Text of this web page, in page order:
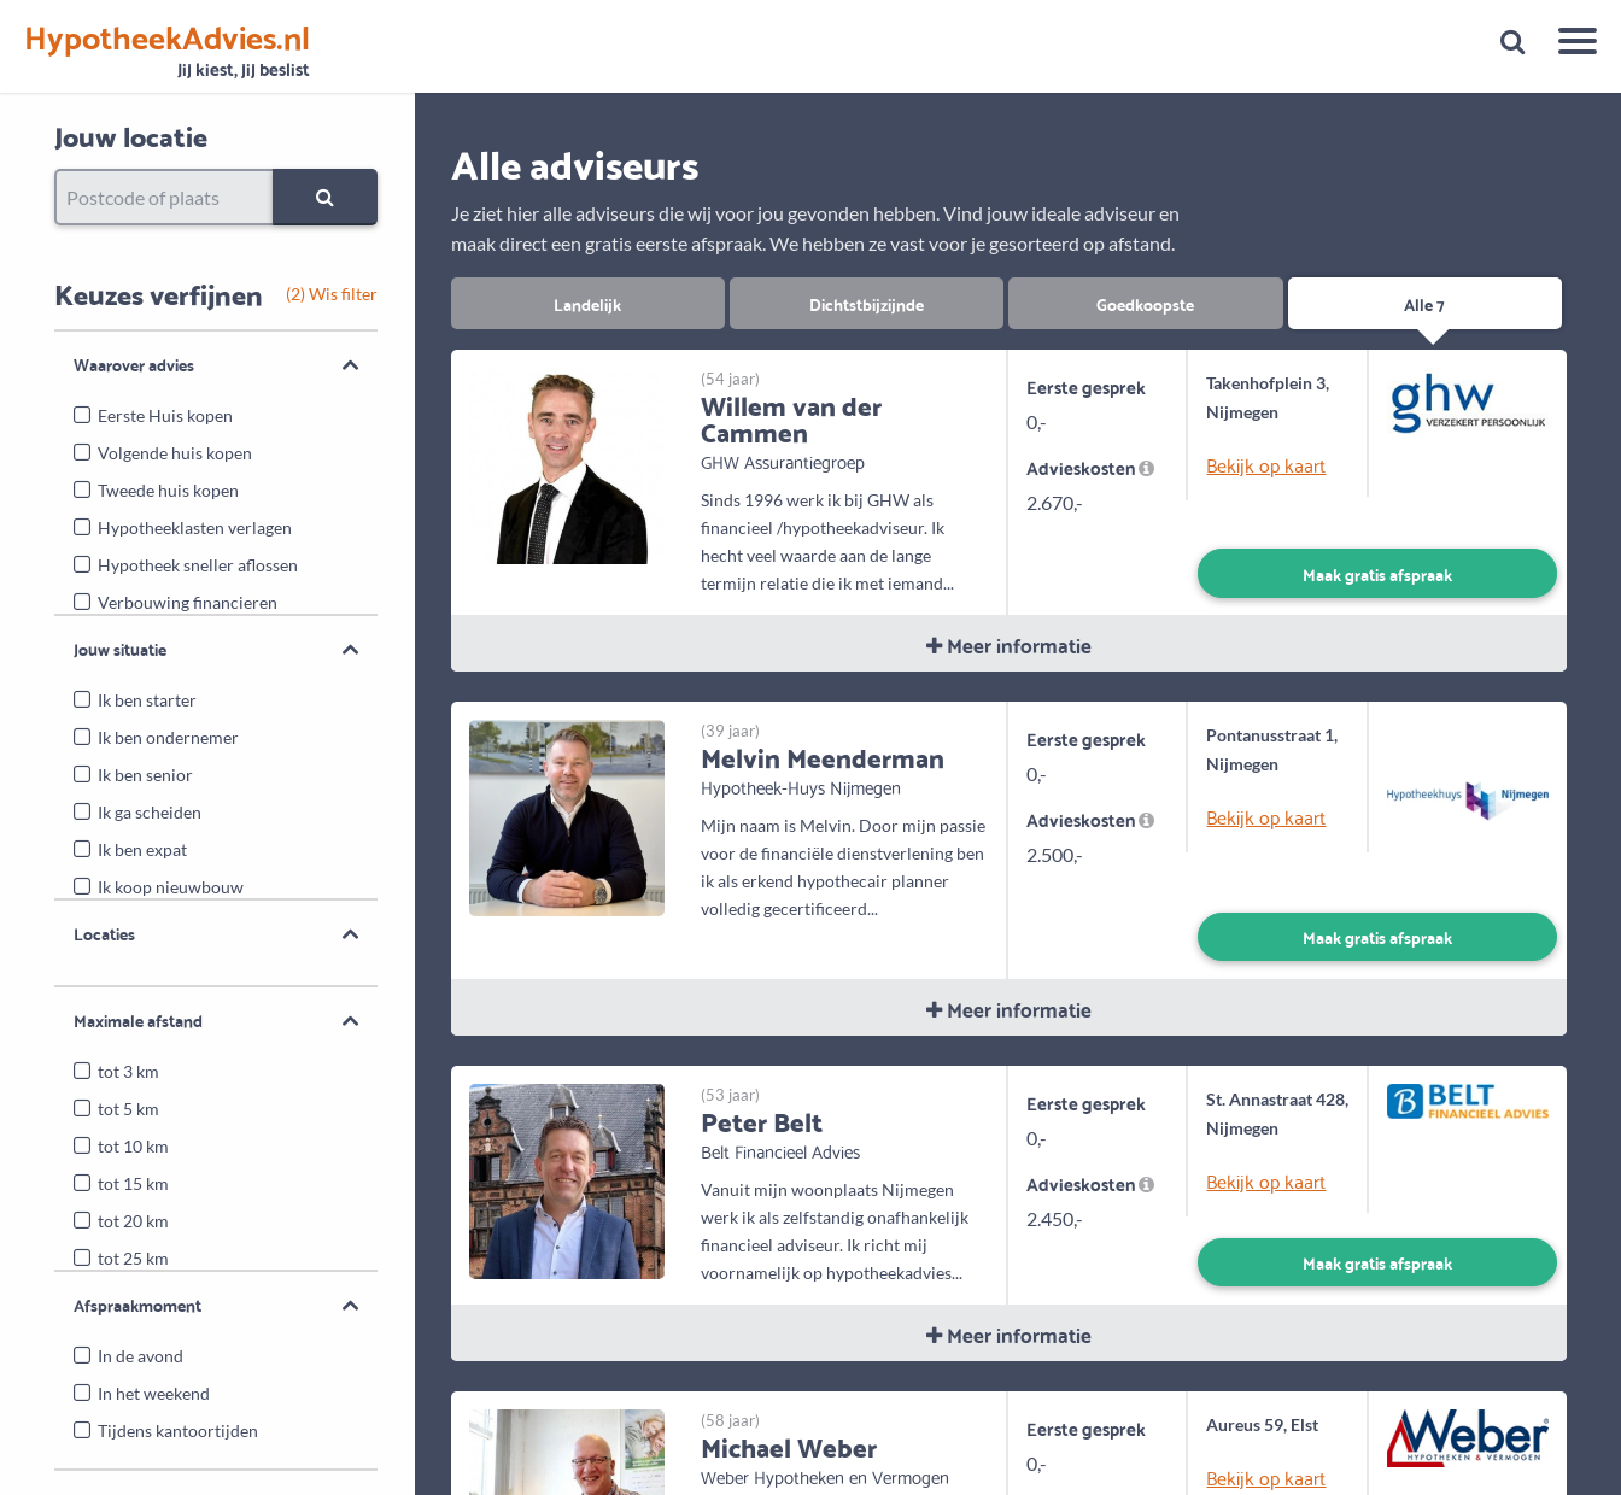
HypotheekAdvies.nl
Jij kiest, jij beslist
VertrouwenAlle basisgegevens zijn gecontroleerd Plan een gratis 1e gesprek binnen 1 minuut
Jouw locatie
Keuzes verfijnen (2) Wis filter
Waarover advies
Eerste Huis kopen
Volgende huis kopen
Tweede huis kopen
Hypotheeklasten verlagen
Hypotheek sneller aflossen
Verbouwing financieren
Energiebesparende maatregelen
Jouw situatie
Ik ben starter
Ik ben ondernemer
Ik ben senior
Ik ga scheiden
Ik ben expat
Ik koop nieuwbouw
Locaties
Maximale afstand
tot 3 km
tot 5 km
tot 10 km
tot 15 km
tot 20 km
tot 25 km
Heel Nederland
Afspraakmoment
In de avond
In het weekend
Tijdens kantoortijden
Alle adviseurs
Je ziet hier alle adviseurs die wij voor jou gevonden hebben. Vind jouw ideale adviseur en
maak direct een gratis eerste afspraak. We hebben ze vast voor je gesorteerd op afstand.
Landelijk Dichtstbijzijnde Goedkoopste Alle 7
(54 jaar)
Willem van der
Cammen
GHW Assurantiegroep
Sinds 1996 werk ik bij GHW als
financieel /hypotheekadviseur. Ik
hecht veel waarde aan de lange
termijn relatie die ik met iemand...
Eerste gesprek
0,-
Advieskosten
2.670,-
Takenhofplein 3,
Nijmegen
Bekijk op kaart
Maak gratis afspraak
Meer informatie
(39 jaar)
Melvin Meenderman
Hypotheek-Huys Nijmegen
Mijn naam is Melvin. Door mijn passie
voor de financiële dienstverlening ben
ik als erkend hypothecair planner
volledig gecertificeerd...
Eerste gesprek
0,-
Advieskosten
2.500,-
Pontanusstraat 1,
Nijmegen
Bekijk op kaart
Maak gratis afspraak
Meer informatie
(53 jaar)
Peter Belt
Belt Financieel Advies
Vanuit mijn woonplaats Nijmegen
werk ik als zelfstandig onafhankelijk
financieel adviseur. Ik richt mij
voornamelijk op hypotheekadvies...
Eerste gesprek
0,-
Advieskosten
2.450,-
St. Annastraat 428,
Nijmegen
Bekijk op kaart
Maak gratis afspraak
Meer informatie
(58 jaar)
Michael Weber
Weber Hypotheken en Vermogen
Eerste gesprek
0,-
Aureus 59, Elst
Bekijk op kaart